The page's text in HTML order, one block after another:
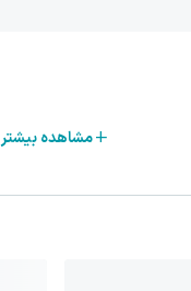
مشاهده بیشتر